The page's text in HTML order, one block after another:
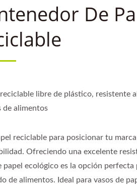
De
libre de plástico, resistente
de alimentos
reciclable para posicionar tu
Ofreciendo una excelente
papel ecológico es la opción perfecta
de alimentos. Ideal para vasos de